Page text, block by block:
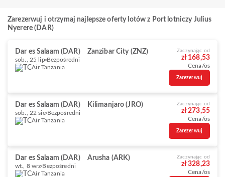
Zarezerwuj i otrzymaj najlepsze oferty lotów z Port lotniczy Julius
Nyerere (DAR)
Dar es Salaam (DAR) Zanzibar City (ZNZ)
sob., 25 lip Bezpośredni
Air Tanzania
Zaczynając od
zł 168,53
Cena/os
Zarezerwuj
Dar es Salaam (DAR) Kilimanjaro (JRO)
sob., 22 sie Bezpośredni
Air Tanzania
Zaczynając od
zł 273,55
Cena/os
Zarezerwuj
Dar es Salaam (DAR) Arusha (ARK)
wt., 8 wrz Bezpośredni
Air Tanzania
Zaczynając od
zł 328,23
Cena/os